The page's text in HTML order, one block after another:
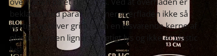
beklædt med paraffin gulner overfladen ikke så
hurtigt og bliver grim, som en tilsvarende kerne af
plastic. Kernen ligner et rigtigt lys og ikke et plastic
lys!